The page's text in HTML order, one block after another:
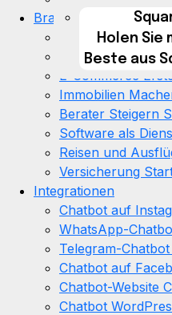
Branchen
Bildung
E-Commerce
Immobilien
Berater Steigern
Software als
Reisen und
Versicherung
Integrationen
Chatbot auf
WhatsApp-
Telegram-Chatbot
Chatbot auf
Chatbot-Website
Chatbot
XL
Holen Sie
Beste aus